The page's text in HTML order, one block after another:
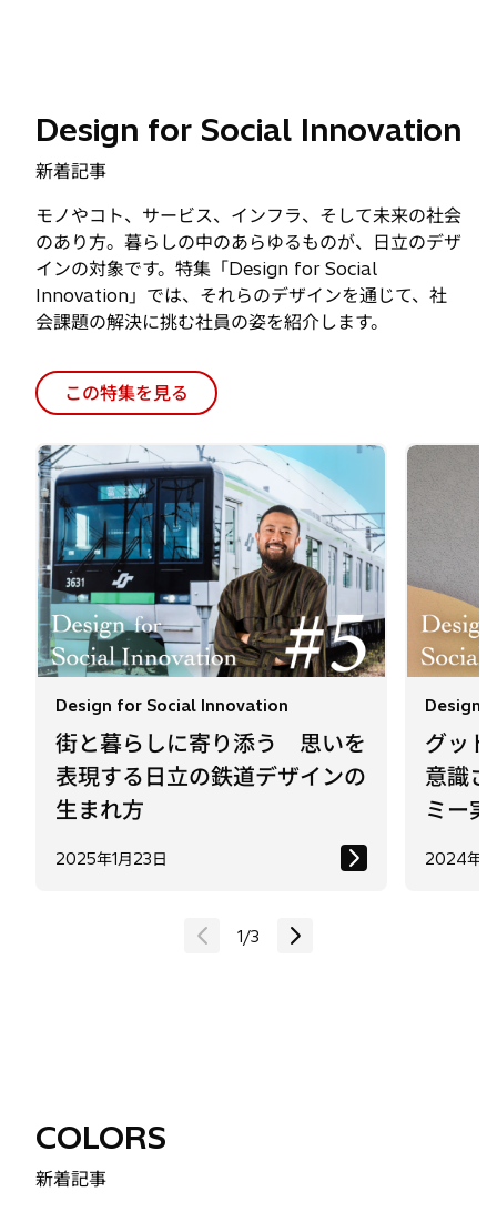
モノやコト、サービス、インフラ、そして未来の社会
のあり方。暮らしの中のあらゆるものが、日立のデザ
Innovation」では、それらのデザインを通じて、社
会課題の解決に挑む社員の姿を紹介します。
この特集を見る
Design for Social Innovation
街と暮らしに寄り添う 思いを
表現する日立の鉄道デザインの
生まれ方
2025年1月23日
Design
グッ
意識
ミー
2024年3
多様性の力を尊重する特集「COLORS」では、有識
者へのインタビューを紹介して、インクルーシブな職